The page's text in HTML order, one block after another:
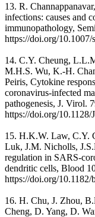
13. R.
infections: causes and
immunopathology,
https://doi.org/
14. C.Y. Cheung,
M.H.S. Wu, K.-H.
Peiris, Cytokine
coronavirus-infected
pathogenesis, J. Virol.
https://doi.org/
15. H.K.W. Law, C.Y.
Luk, J.M. Nicholls,
regulation in SARS-
dendritic cells, Blood
https://doi.org/
16. H. Chu, J. Zhou,
Cheng, D. Yang, D.